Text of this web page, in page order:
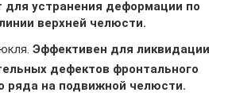
для устранения деформации по
верхней челюсти.
Эффективен для ликвидации
дефектов фронтального
ряда на подвижной челюсти.